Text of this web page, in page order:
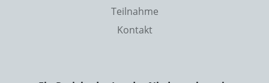
Teilnahme
Kontakt